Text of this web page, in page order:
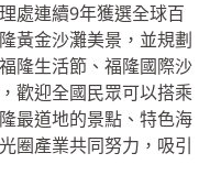
處連續9年獲選全球百
黃金沙灘美景，並規劃
隆生活節、福隆國際沙
歡迎全國民眾可以搭乘
最道地的景點、特色海
圈產業共同努力，吸引